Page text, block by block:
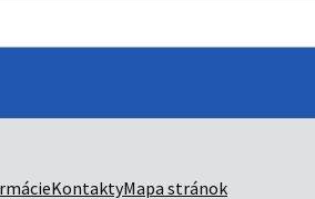
KontaktyMapa stránok